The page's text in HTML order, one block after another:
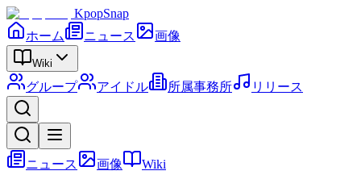
KpopSnap
ホーム
ニュース 画像
Wiki
グループ アイドル 所属事務所 リリース
ニュース 画像 Wiki